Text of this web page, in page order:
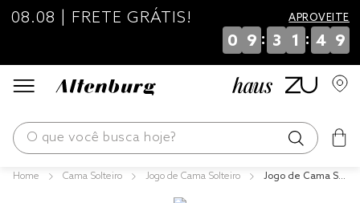
08.08 | FRETE GRÁTIS! APROVEITE
0 9 : 3 1 : 4 9
O que você busca hoje?
Cama Solteiro Jogo de Cama Solteiro
Jogo de Cama Sol